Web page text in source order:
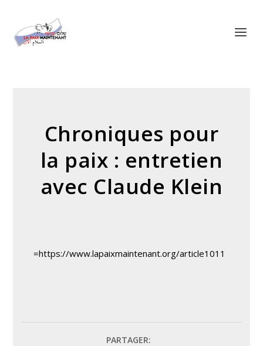
Chroniques pour
la paix : entretien
avec Claude Klein
=https://www.lapaixmaintenant.org/article1011
PARTAGER: